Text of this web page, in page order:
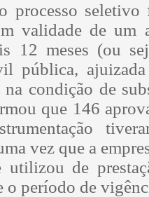
processo
validade de um
12 meses (ou
pública,
condição de
que 146
vez que a
utilizou de
o período de